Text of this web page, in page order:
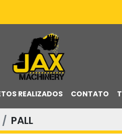
REALIZADOS CONTATO
PALL